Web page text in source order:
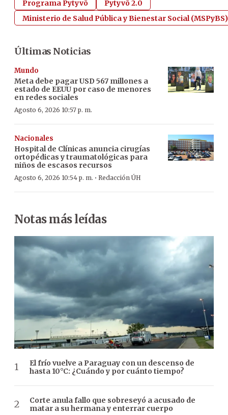
Programa Pytyvõ
Pytyvõ 2.0
Ministerio de Salud Pública y Bienestar Social (MSPyBS)
Últimas Noticias
Mundo
Meta debe pagar USD 567 millones a
estado de EEUU por caso de menores
en redes sociales
Agosto 6, 2026 10:57 p. m.
Nacionales
Hospital de Clínicas anuncia cirugías
ortopédicas y traumatológicas para
niños de escasos recursos
Agosto 6, 2026 10:54 p. m. · Redacción ÚH
Notas más leídas
El frío vuelve a Paraguay con un descenso de
hasta 10°C: ¿Cuándo y por cuánto tiempo?
Corte anula fallo que sobreseyó a acusado de
matar a su hermana y enterrar cuerpo